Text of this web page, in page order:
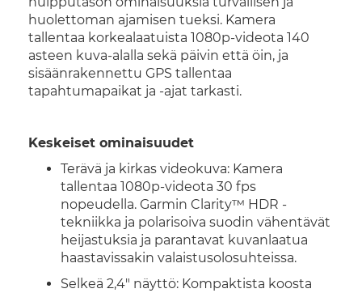
huolettoman ajamisen tueksi. Kamera
tallentaa korkealaatuista 1080p-videota 140
asteen kuva-alalla sekä päivin että öin, ja
sisäänrakennettu GPS tallentaa
tapahtumapaikat ja -ajat tarkasti.
Keskeiset ominaisuudet
Terävä ja kirkas videokuva: Kamera
tallentaa 1080p-videota 30 fps
nopeudella. Garmin Clarity™ HDR -
tekniikka ja polarisoiva suodin vähentävät
heijastuksia ja parantavat kuvanlaatua
haastavissakin valaistusolosuhteissa.
Selkeä 2,4" näyttö: Kompaktista koosta